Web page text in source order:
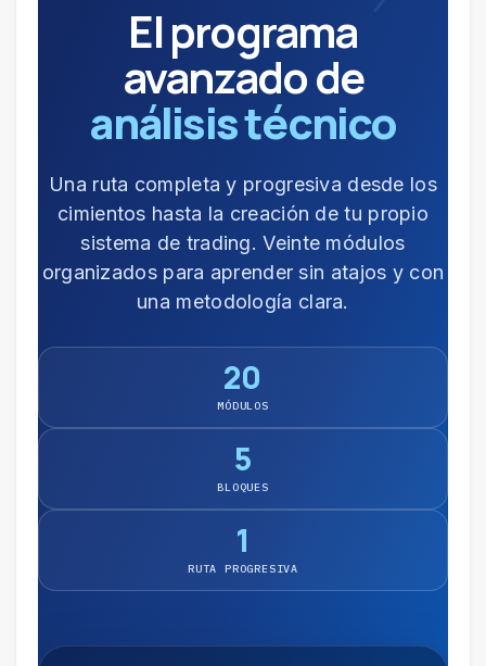
El programa
avanzado de
análisis técnico
Una ruta completa y progresiva desde los
cimientos hasta la creación de tu propio
sistema de trading. Veinte módulos
organizados para aprender sin atajos y con
una metodología clara.
20
MÓDULOS
5
BLOQUES
1
RUTA PROGRESIVA